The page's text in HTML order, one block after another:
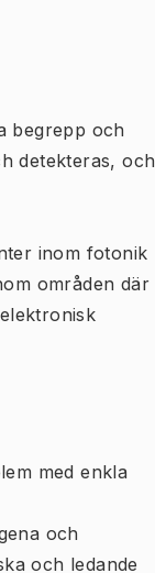
begrepp och
detekteras, och
inom fotonik
områden där
med enkla
och
och ledande